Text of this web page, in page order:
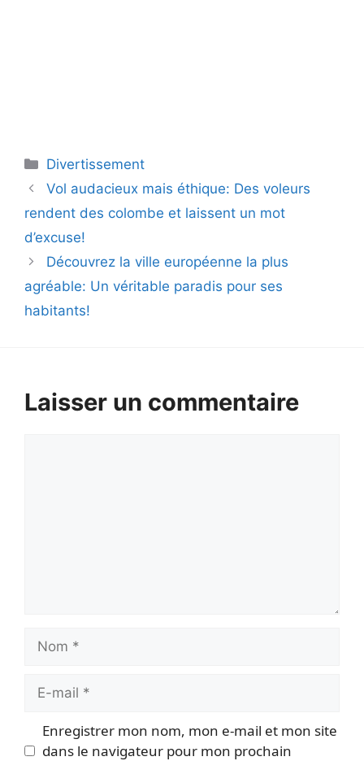
Catégories
Divertissement
Vol audacieux mais éthique: Des voleurs
rendent des colombe et laissent un mot
d’excuse!
Découvrez la ville européenne la plus
agréable: Un véritable paradis pour ses
habitants!
Laisser un commentaire
Nom
Enregistrer mon nom, mon e-mail et mon site
dans le navigateur pour mon prochain